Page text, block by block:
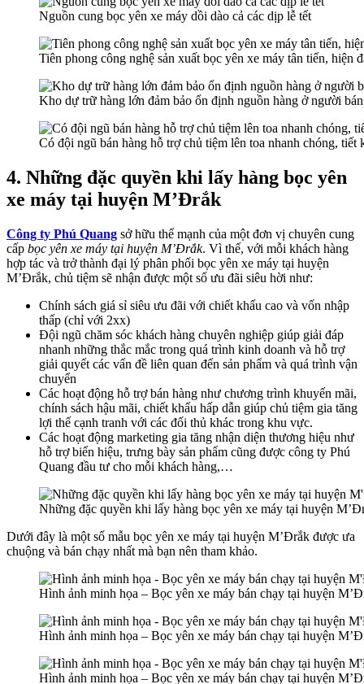
Nguồn cung bọc yên xe máy dồi dào cả các dịp lễ tết
Tiên phong công nghệ sản xuất bọc yên xe máy tân tiến, hiện
Kho dự trữ hàng lớn đảm bảo ổn định nguồn hàng ở người
Có đội ngũ bán hàng hỗ trợ chủ tiệm lên toa nhanh chóng, tiết
4. Những đặc quyền khi lấy hàng bọc yên
xe máy tại huyện M’Đrắk
Công ty Phú Quang sở hữu thể mạnh của một đơn vị chuyên cung
cấp bọc yên xe máy tại huyện M’Đrắk. Vì thế, với mỗi khách hàng
hợp tác và trở thành đại lý phân phối bọc yên xe máy tại huyện
M’Đrắk, chủ tiệm sẽ nhận được một số ưu đãi siêu hời như:
Chính sách giá sỉ siêu ưu đãi với chiết khấu cao và vốn nhập
thấp (chỉ với 2xx)
Đội ngũ chăm sóc khách hàng chuyên nghiệp giúp giải đáp
nhanh những thắc mắc trong quá trình kinh doanh và hỗ trợ
giải quyết các vấn đề liên quan đến sản phẩm và quá trình vận
chuyển
Các hoạt động hỗ trợ bán hàng như chương trình khuyến mãi,
chính sách hậu mãi, chiết khấu hấp dẫn giúp chủ tiệm gia tăng
lợi thế cạnh tranh với các đối thủ khác trong khu vực.
Các hoạt động marketing gia tăng nhận diện thương hiệu như
hỗ trợ biển hiệu, trưng bày sản phẩm cũng được công ty Phú
Quang đầu tư cho mỗi khách hàng,…
Những đặc quyền khi lấy hàng bọc yên xe máy tại huyện
Dưới đây là một số mẫu bọc yên xe máy tại huyện M’Đrắk được ưa
chuộng và bán chạy nhất mà bạn nên tham khảo.
Hình ảnh minh họa – Bọc yên xe máy bán chạy tại huyện
Hình ảnh minh họa – Bọc yên xe máy bán chạy tại huyện
Hình ảnh minh họa – Bọc yên xe máy bán chạy tại huyện